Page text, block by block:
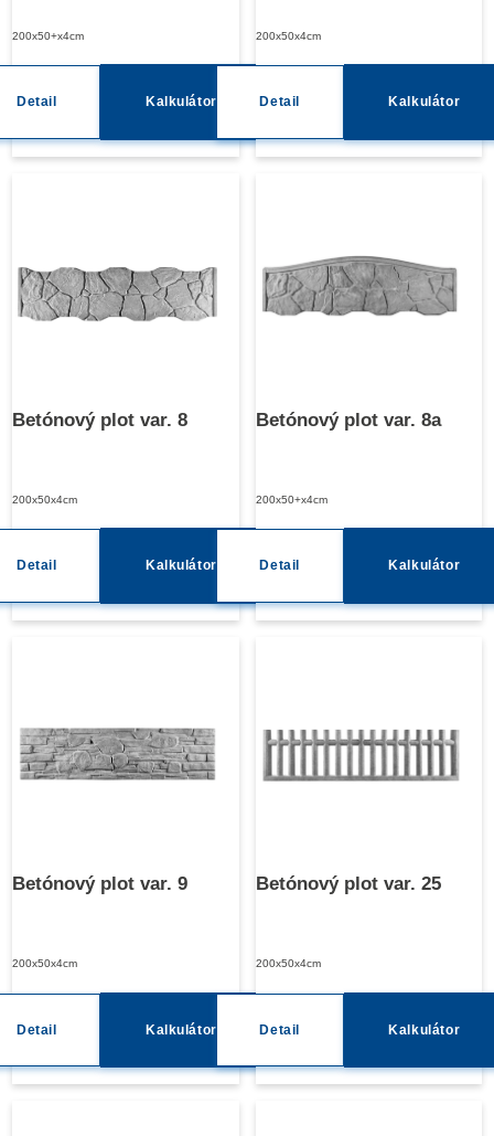
200x50+x4cm
Detail Kalkulátor
200x50x4cm
Detail Kalkulátor
Betónový plot var. 8
200x50x4cm
Detail Kalkulátor
Betónový plot var. 8a
200x50+x4cm
Detail Kalkulátor
Betónový plot var. 9
200x50x4cm
Detail Kalkulátor
Betónový plot var. 25
200x50x4cm
Detail Kalkulátor